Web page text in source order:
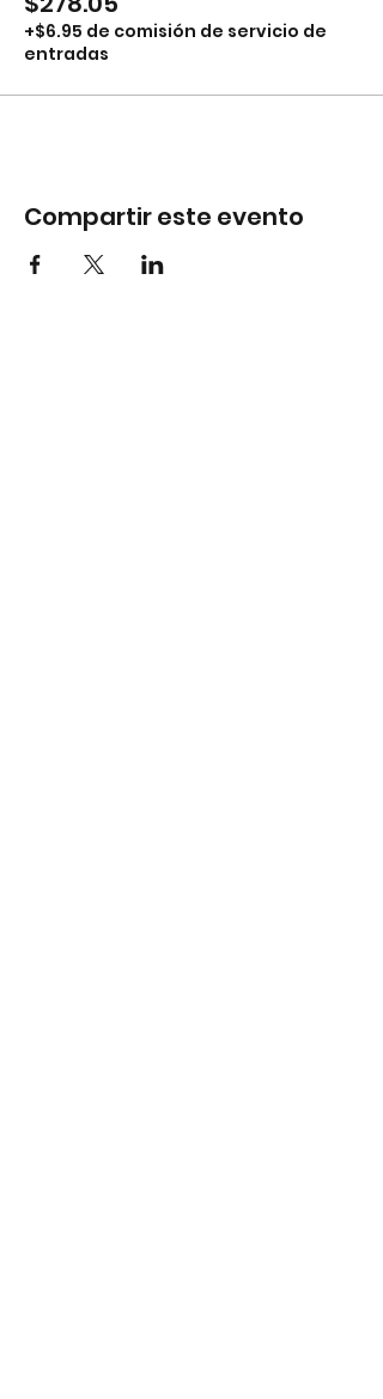
+$6.95 de comisión de servicio de
entradas
Compartir este evento